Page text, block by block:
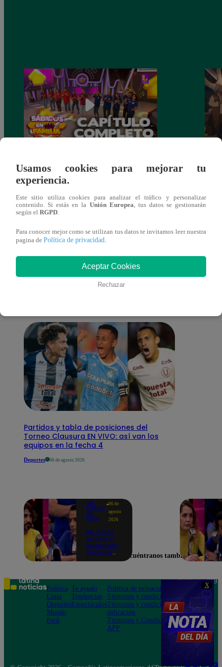
X
COMPLETO: Sábado 13 de enero |
LATINA
final
También te puede
interesar
Partidos y tabla de posiciones del
Torneo Clausura EN VIVO: así van los
equipos en la fecha 4
Deportes 06 de agosto 2026
ME
CAIGO
DE
RISA
06 de
agosto
2026
Me Caigo
De Risa: El
inesperado
chiste de
hizo
explotar a
todo el set
Usamos cookies para mejorar tu
experiencia.
Este sitio utiliza cookies para analizar el tráfico y personalizar
contenido. Si estás en la Unión Europea , tus datos se gestionarán
según el RGPD
Para conocer mejor como se utilizan tus datos te invitamos leer nuestra
pagina de Política de privacidad
Aceptar Cookies
Rechazar
Encuéntranos también en
Política
Lima
Deportes
Mundo
Perú
Te ayudo
Tendencias
Espectáculos
Política de privacidad
Términos y condiciones
Términos y condiciones
aplicación
Términos y Condiciones
APP
Teléfono: 219
Av. San
Felipe 968
Jesús María